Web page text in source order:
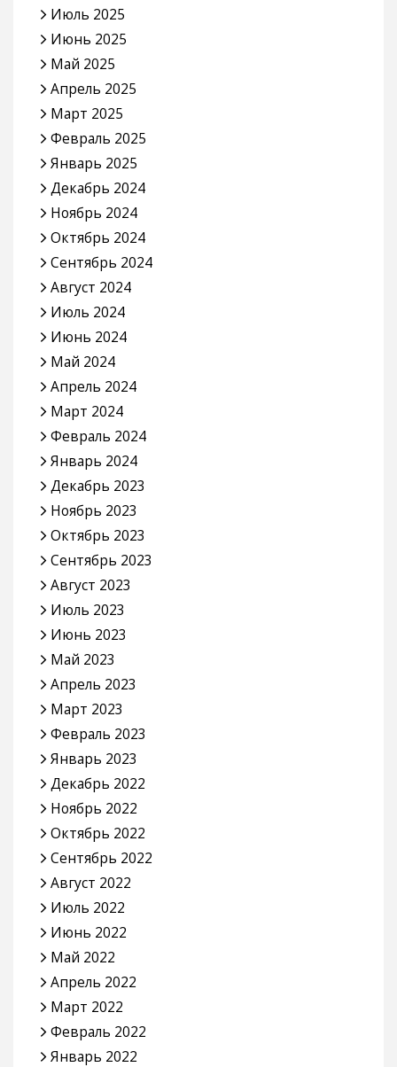
Июль 2025
Июнь 2025
Май 2025
Апрель 2025
Март 2025
Февраль 2025
Январь 2025
Декабрь 2024
Ноябрь 2024
Октябрь 2024
Сентябрь 2024
Август 2024
Июль 2024
Июнь 2024
Май 2024
Апрель 2024
Март 2024
Февраль 2024
Январь 2024
Декабрь 2023
Ноябрь 2023
Октябрь 2023
Сентябрь 2023
Август 2023
Июль 2023
Июнь 2023
Май 2023
Апрель 2023
Март 2023
Февраль 2023
Январь 2023
Декабрь 2022
Ноябрь 2022
Октябрь 2022
Сентябрь 2022
Август 2022
Июль 2022
Июнь 2022
Май 2022
Апрель 2022
Март 2022
Февраль 2022
Январь 2022